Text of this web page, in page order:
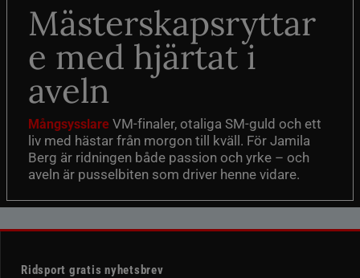
Mästerskapsryttar
e med hjärtat i
aveln
Mångsysslare VM-finaler, otaliga SM-guld och ett
liv med hästar från morgon till kväll. För Jamila
Berg är ridningen både passion och yrke – och
aveln är pusselbiten som driver henne vidare.
Ridsport gratis nyhetsbrev